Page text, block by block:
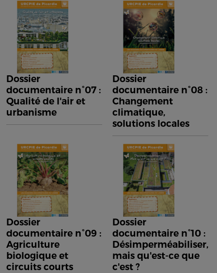
Dossier
documentaire n°07 :
Qualité de l'air et
urbanisme
Dossier
documentaire n°08 :
Changement
climatique,
solutions locales
Dossier
documentaire n°09 :
Agriculture
biologique et
circuits courts
Dossier
documentaire n°10 :
Désimperméabiliser,
mais qu'est-ce que
c'est ?